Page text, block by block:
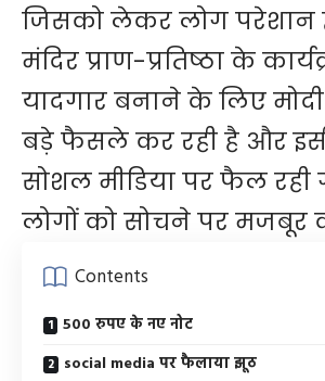
जिसको लेकर लोग परेशान
मंदिर प्राण-प्रतिष्ठा के
यादगार बनाने के लिए
बड़े फैसले कर रही है और
सोशल मीडिया पर फैल रही
लोगों को सोचने पर मजबूर
Contents
500 रुपए के नए नोट
social media पर फैलाया झूठ